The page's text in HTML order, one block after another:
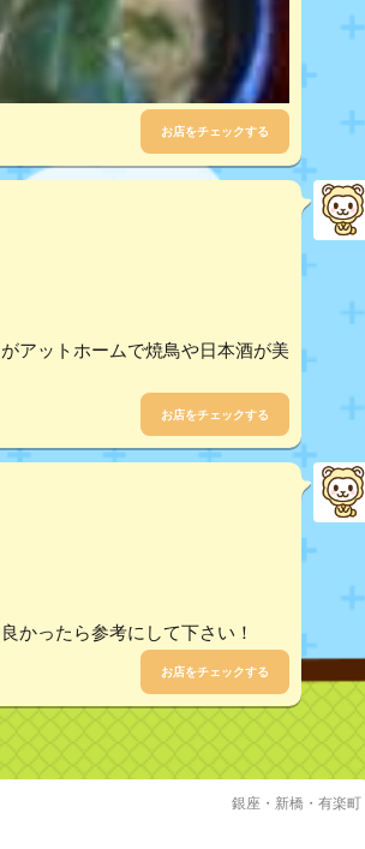
お店をチェックする
アットホームで焼鳥や日本酒が美
お店をチェックする
かったら参考にして下さい！
お店をチェックする
銀座・新橋・有楽町